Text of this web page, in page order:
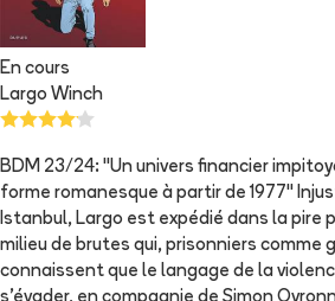
En cours
Largo Winch
BDM 23/24: "Un univers financier
forme romanesque à partir de 1977"
Istanbul, Largo est expédié dans la pire
milieu de brutes qui, prisonniers comme
connaissent que le langage de la